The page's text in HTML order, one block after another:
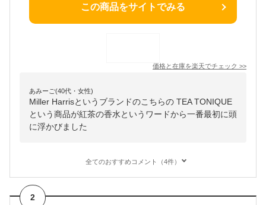
この商品をサイトでみる
価格と在庫を楽天でチェック >>
あみーご(40代・女性)
Miller Harrisというブランドのこちらの TEA TONIQUE
という商品が紅茶の香水というワードから一番最初に頭
に浮かびました
全てのおすすめコメント（4件）
2